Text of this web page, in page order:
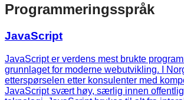
Programmeringsspråk
JavaScript
JavaScript er verdens mest brukte
grunnlaget for moderne webutvikling. I
etterspørselen etter konsulenter med
JavaScript svært høy, særlig innen